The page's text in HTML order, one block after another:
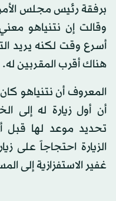
برفقة رئيس مجلس
وقالت إن نتنياهو معني
أسرع وقت لكنه يريد
هناك أقرب المقربين له.
المعروف أن نتنياهو
أن أول زيارة له إلى
تحديد موعد لها
الزيارة احتجاجاً على
غفير الاستفزازية إلى